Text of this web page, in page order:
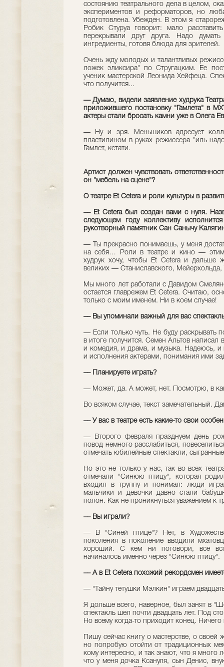
состоянию театрального дела в целом,
экспериментов и реформаторов, но
подготовлена. Убежден. В этом я
Робик Стуруа говорит: мало
перекрывали друг друга. Надо
ингредиенты, готовя блюда для зрителей.
Очень жду молодых и талантливых
ложек эликсира" по Стругацким. Ее
ученик мастерской Леонида Хейфеца.
что получится...
— Думаю, видели заявление худрука
приложившего постановку "Гамлета" в
актеры стали бросать камни уже в Олега
— Ну и зря. Меньшиков адресует
пластилином в руках режиссера "иль
Гамлет, кстати.
Артист должен чувствовать
он "мебель на сцене"?
О театре Et Cetera и роли культуры в
–– Et Cetera был создан вами с нуля.
следующем году коллективу
рукотворный памятник Сан Санычу
–– Ты прекрасно понимаешь, у меня
на себя… Роли в театре и кино — этим
худрук хочу, чтобы Et Cetera и дальше
великих — Станиславского,
Мы много лет работали с Давидом
остается главрежем Et Cetera. Считаю,
только с моим именем. Ни в коем случае!
–– Вы упоминали важный для вас
–– Если только чуть. Не буду раскрывать
в итоге получится. Семен Альтов написал
и комедия, и драма, и музыка. Надеюсь, и
и исполнения актерами, понимания ими
–– Планируете играть?
–– Может, да. А может, нет. Посмотрю, в
Во всяком случае, текст замечательный.
–– У вас в театре есть какие-то свои
–– Второго февраля празднуем день
повод немного расслабиться,
отмечать юбилейные спектакли,
Но это не только у нас, так во всех
отмечали "Синюю птицу", которая
входил в труппу и понимал: люди
мальчики и девочки давно стали
полон. Как не проникнуться уважением к
–– Вы играли?
–– В "Синей птице"? Нет, в
поколения в поколение вводили
хороший. С кем ни поговори, все
начиналось именно через "Синюю птицу".
–– А в Et Cetera похожий рекордсмен
–– "Тайну тетушки Мэлкин" играем
Я дольше всего, наверное, был занят в
спектакль шел почти двадцать лет. Под
Но всему когда-то приходит конец.
Пишу сейчас книгу о мастерстве, о
но попробую отойти от традиционных
кому интересно, и так знают, что я много
что у меня дочка Ксануля, сын Денис,